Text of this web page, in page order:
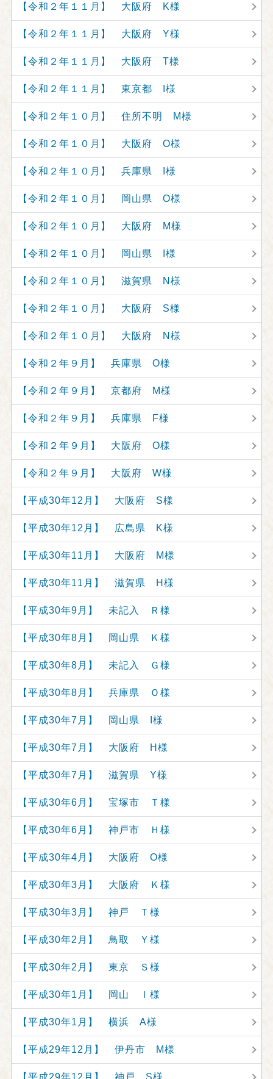
【令和２年１１月】 大阪府 K様
【令和２年１１月】 大阪府 Y様
【令和２年１１月】 大阪府 T様
【令和２年１１月】 東京都 I様
【令和２年１０月】 住所不明 M様
【令和２年１０月】 大阪府 O様
【令和２年１０月】 兵庫県 I様
【令和２年１０月】 岡山県 O様
【令和２年１０月】 大阪府 M様
【令和２年１０月】 岡山県 I様
【令和２年１０月】 滋賀県 N様
【令和２年１０月】 大阪府 S様
【令和２年１０月】 大阪府 N様
【令和２年９月】 兵庫県 O様
【令和２年９月】 京都府 M様
【令和２年９月】 兵庫県 F様
【令和２年９月】 大阪府 O様
【令和２年９月】 大阪府 W様
【平成30年12月】 大阪府 S様
【平成30年12月】 広島県 K様
【平成30年11月】 大阪府 M様
【平成30年11月】 滋賀県 H様
【平成30年9月】 未記入 Ｒ様
【平成30年8月】 岡山県 Ｋ様
【平成30年8月】 未記入 Ｇ様
【平成30年8月】 兵庫県 Ｏ様
【平成30年7月】 岡山県 I様
【平成30年7月】 大阪府 H様
【平成30年7月】 滋賀県 Y様
【平成30年6月】 宝塚市 Ｔ様
【平成30年6月】 神戸市 Ｈ様
【平成30年4月】 大阪府 O様
【平成30年3月】 大阪府 Ｋ様
【平成30年3月】 神戸 Ｔ様
【平成30年2月】 鳥取 Ｙ様
【平成30年2月】 東京 Ｓ様
【平成30年1月】 岡山 Ｉ様
【平成30年1月】 横浜 A様
【平成29年12月】 伊丹市 M様
【平成29年12月】 神戸 S様